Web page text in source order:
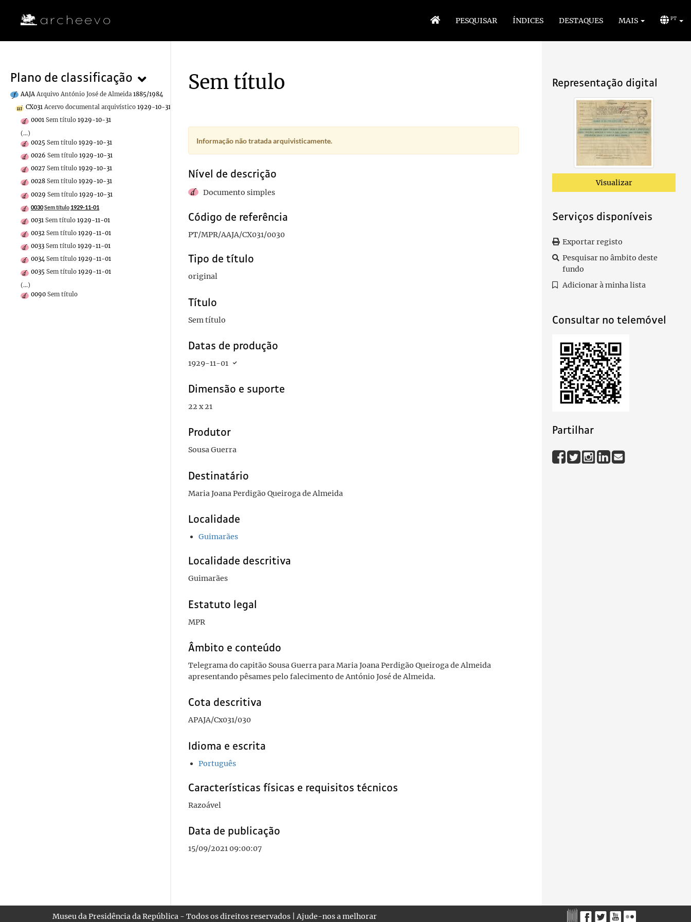
PESQUISAR ÍNDICES DESTAQUES MAIS PT
Plano de classificação
AAJA Arquivo António José de Almeida 1885/1984
CX031 Acervo documental arquivístico 1929-10-31/1929-11-05
0001 Sem título 1929-10-31
(...)
0025 Sem título 1929-10-31
0026 Sem título 1929-10-31
0027 Sem título 1929-10-31
0028 Sem título 1929-10-31
0029 Sem título 1929-10-31
0030Sem título 1929-11-01
0031 Sem título 1929-11-01
0032 Sem título 1929-11-01
0033 Sem título 1929-11-01
0034 Sem título 1929-11-01
0035 Sem título 1929-11-01
(...)
0090 Sem título
Representação digital
Visualizar
Serviços disponíveis
Exportar registo
Pesquisar no âmbito deste
fundo
Adicionar à minha lista
Consultar no telemóvel
Partilhar
Sem título
Informação não tratada arquivisticamente.
Nível de descrição
Documento simples
Código de referência
PT/MPR/AAJA/CX031/0030
Tipo de título
original
Título
Sem título
Datas de produção
1929-11-01
Dimensão e suporte
22 x 21
Produtor
Sousa Guerra
Destinatário
Maria Joana Perdigão Queiroga de Almeida
Localidade
Guimarães
Localidade descritiva
Guimarães
Estatuto legal
MPR
Âmbito e conteúdo
Telegrama do capitão Sousa Guerra para Maria Joana Perdigão Queiroga de Almeida
apresentando pêsames pelo falecimento de António José de Almeida.
Cota descritiva
APAJA/Cx031/030
Idioma e escrita
Português
Características físicas e requisitos técnicos
Razoável
Data de publicação
15/09/2021 09:00:07
Museu da Presidência da República - Todos os direitos reservados |Ajude-nos a melhorar